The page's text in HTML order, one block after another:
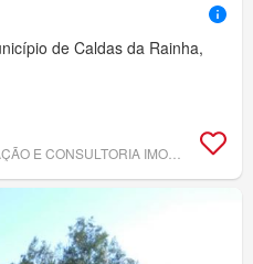
de Caldas da Rainha,